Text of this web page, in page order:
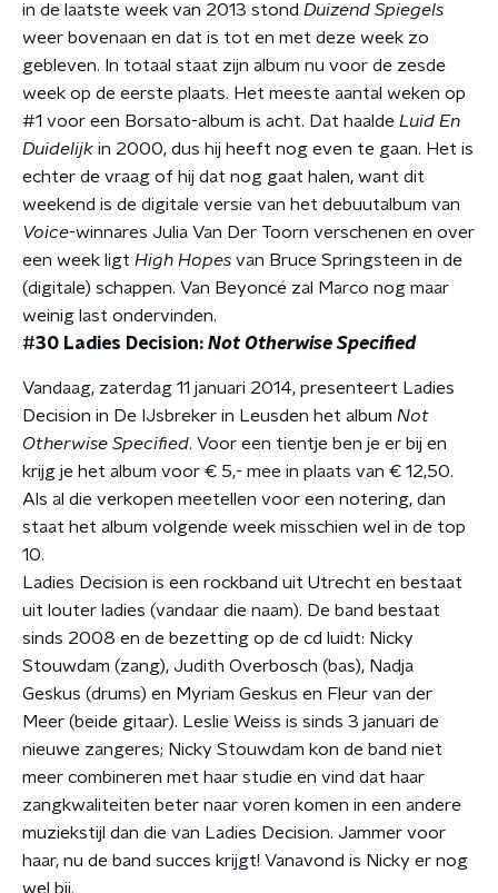
in de laatste week van 2013 stond Duizend Spiegels
weer bovenaan en dat is tot en met deze week zo
gebleven. In totaal staat zijn album nu voor de zesde
week op de eerste plaats. Het meeste aantal weken op
#1 voor een Borsato-album is acht. Dat haalde Luid En
Duidelijk in 2000, dus hij heeft nog even te gaan. Het is
echter de vraag of hij dat nog gaat halen, want dit
weekend is de digitale versie van het debuutalbum van
Voice-winnares Julia Van Der Toorn verschenen en over
een week ligt High Hopes van Bruce Springsteen in de
(digitale) schappen. Van Beyoncé zal Marco nog maar
weinig last ondervinden.
#30 Ladies Decision: Not Otherwise Specified
Vandaag, zaterdag 11 januari 2014, presenteert Ladies
Decision in De IJsbreker in Leusden het album Not
Otherwise Specified. Voor een tientje ben je er bij en
krijg je het album voor € 5,- mee in plaats van € 12,50.
Als al die verkopen meetellen voor een notering, dan
staat het album volgende week misschien wel in de top
10.
Ladies Decision is een rockband uit Utrecht en bestaat
uit louter ladies (vandaar die naam). De band bestaat
sinds 2008 en de bezetting op de cd luidt: Nicky
Stouwdam (zang), Judith Overbosch (bas), Nadja
Geskus (drums) en Myriam Geskus en Fleur van der
Meer (beide gitaar). Leslie Weiss is sinds 3 januari de
nieuwe zangeres; Nicky Stouwdam kon de band niet
meer combineren met haar studie en vind dat haar
zangkwaliteiten beter naar voren komen in een andere
muziekstijl dan die van Ladies Decision. Jammer voor
haar, nu de band succes krijgt! Vanavond is Nicky er nog
wel bij.